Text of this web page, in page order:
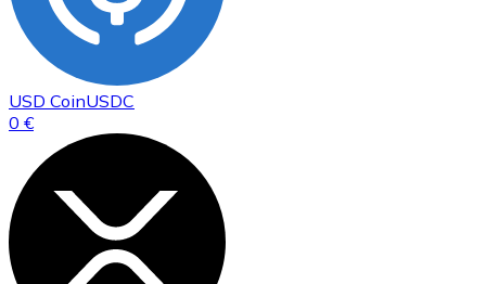
USD CoinUSDC
0 €